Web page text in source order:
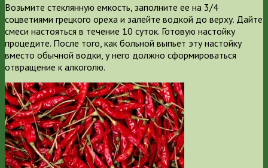
Возьмите стеклянную емкость, заполните ее на 3/4
соцветиями грецкого ореха и залейте водкой до верху. Дайте
смеси настояться в течение 10 суток. Готовую настойку
процедите. После того, как больной выпьет эту настойку
вместо обычной водки, у него должно сформироваться
отвращение к алкоголю.